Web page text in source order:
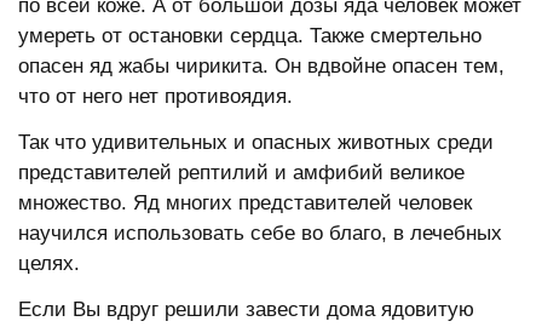
по всей коже. А от большой дозы яда человек может
умереть от остановки сердца. Также смертельно
опасен яд жабы чирикита. Он вдвойне опасен тем,
что от него нет противоядия.
Так что удивительных и опасных животных среди
представителей рептилий и амфибий великое
множество. Яд многих представителей человек
научился использовать себе во благо, в лечебных
целях.
Если Вы вдруг решили завести дома ядовитую